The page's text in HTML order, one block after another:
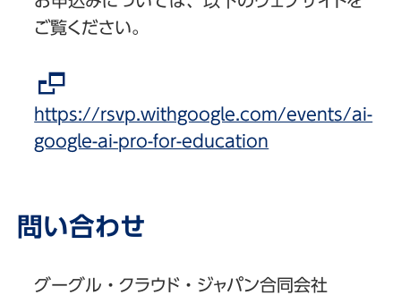
ご覧ください。
https://rsvp.withgoogle.com/events/ai-
google-ai-pro-for-education
問い合わせ
グーグル・クラウド・ジャパン合同会社